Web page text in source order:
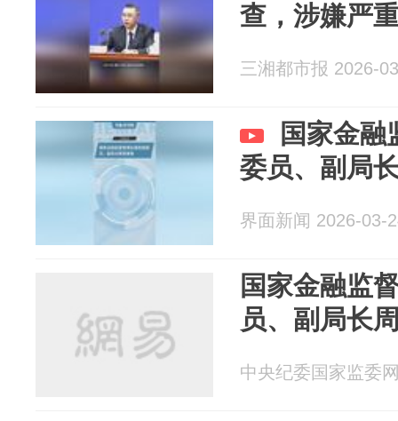
查，涉嫌严
三湘都市报 2026-
国家金融
委员、副局
界面新闻 2026-03-
国家金融监
员、副局长
中央纪委国家监委